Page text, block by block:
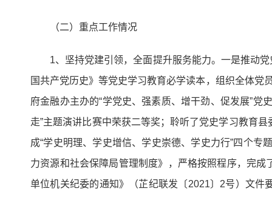
（二）重点工作情况
1、坚持党建引领，全面提升服务能力。一是推动
国共产党历史》等党史学习教育必学读本，组织全体党
府金融办主办的“学党史、强素质、增干劲、促发展”
走”主题演讲比赛中荣获二等奖；聆听了党史学习教育
成“学史明理、学史增信、学史崇德、学史力行”四个专
力资源和社会保障局管理制度》，严格按照程序，完
单位机关纪委的通知》（芷纪联发〔2021〕2号）文件